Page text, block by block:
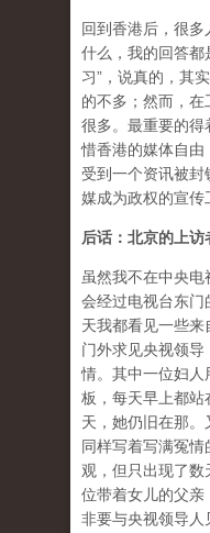
回到香港后，很多
什么，我的回答都
习”，说真的，其
的不多；然而，在
很多。最重要的得
惜香港的媒体自由
受到一个资讯被封
媒成为政权的宣传
后话：北京的上访
虽然我不在中央
会经过电视台东门
天我都看见一些
门外求见央视领
情。其中一位妇人
板，每天早上都站
天，她仍旧在那。
同样写着写满冤
观，但只出现了数
位带着女儿的父亲
非要与央视领导人